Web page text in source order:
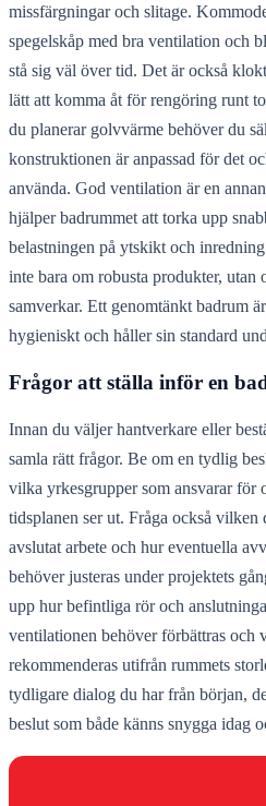
missfärgningar och slitage.
spegelskåp med bra ventilation och
stå sig väl över tid. Det är också
lätt att komma åt för rengöring runt
du planerar golvvärme behöver du
konstruktionen är anpassad för det
använda. God ventilation är en
hjälper badrummet att torka upp
belastningen på ytskikt och
inte bara om robusta produkter, utan
samverkar. Ett genomtänkt badrum
hygieniskt och håller sin standard
Frågor att ställa inför en
Innan du väljer hantverkare eller
samla rätt frågor. Be om en tydlig
vilka yrkesgrupper som ansvarar för
tidsplanen ser ut. Fråga också
avslutat arbete och hur eventuella
behöver justeras under projektets
upp hur befintliga rör och
ventilationen behöver förbättras och
rekommenderas utifrån rummets
tydligare dialog du har från början,
beslut som både känns snygga idag